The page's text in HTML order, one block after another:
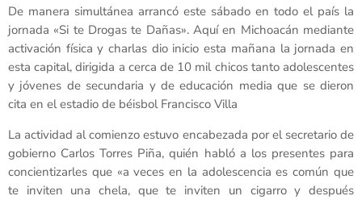
De manera simultánea arrancó este sábado en todo el país la
jornada «Si te Drogas te Dañas». Aquí en Michoacán mediante
activación física y charlas dio inicio esta mañana la jornada en
esta capital, dirigida a cerca de 10 mil chicos tanto adolescentes
y jóvenes de secundaria y de educación media que se dieron
cita en el estadio de béisbol Francisco Villa
La actividad al comienzo estuvo encabezada por el secretario de
gobierno Carlos Torres Piña, quién habló a los presentes para
concientizarles que «a veces en la adolescencia es común que
te inviten una chela, que te inviten un cigarro y después